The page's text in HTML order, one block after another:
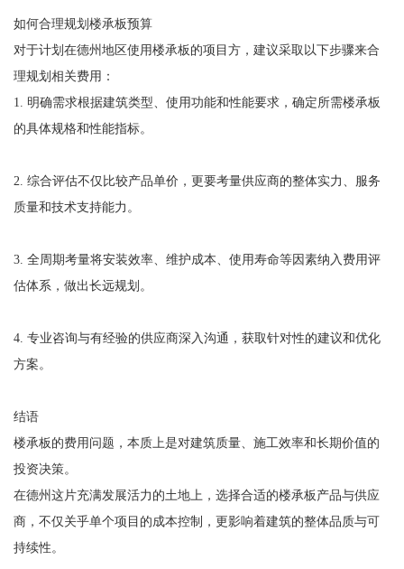
如何合理规划楼承板预算
对于计划在德州地区使用楼承板的项目方，建议采取以下步骤来合
理规划相关费用：
1. 明确需求根据建筑类型、使用功能和性能要求，确定所需楼承板
的具体规格和性能指标。
2. 综合评估不仅比较产品单价，更要考量供应商的整体实力、服务
质量和技术支持能力。
3. 全周期考量将安装效率、维护成本、使用寿命等因素纳入费用评
估体系，做出长远规划。
4. 专业咨询与有经验的供应商深入沟通，获取针对性的建议和优化
方案。
结语
楼承板的费用问题，本质上是对建筑质量、施工效率和长期价值的
投资决策。
在德州这片充满发展活力的土地上，选择合适的楼承板产品与供应
商，不仅关乎单个项目的成本控制，更影响着建筑的整体品质与可
持续性。